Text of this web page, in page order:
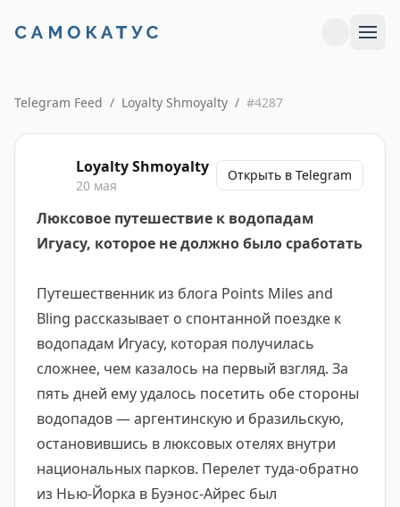
Telegram Feed / Loyalty Shmoyalty / #4287
Loyalty Shmoyalty
20 мая
Открыть в Telegram
Люксовое путешествие к водопадам
Игуасу, которое не должно было сработать
Путешественник из блога Points Miles and
Bling рассказывает о спонтанной поездке к
водопадам Игуасу, которая получилась
сложнее, чем казалось на первый взгляд. За
пять дней ему удалось посетить обе стороны
водопадов — аргентинскую и бразильскую,
остановившись в люксовых отелях внутри
национальных парков. Перелет туда-обратно
из Нью-Йорка в Буэнос-Айрес был